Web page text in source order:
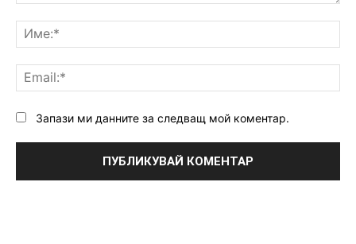
Запази ми данните за следващ мой коментар.